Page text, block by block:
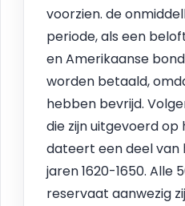
voorzien. de
periode, als een
en Amerikaanse
worden betaald,
hebben bevrijd.
die zijn uitgevoerd
dateert een deel
jaren 1620-1650. Alle
reservaat aanwezig